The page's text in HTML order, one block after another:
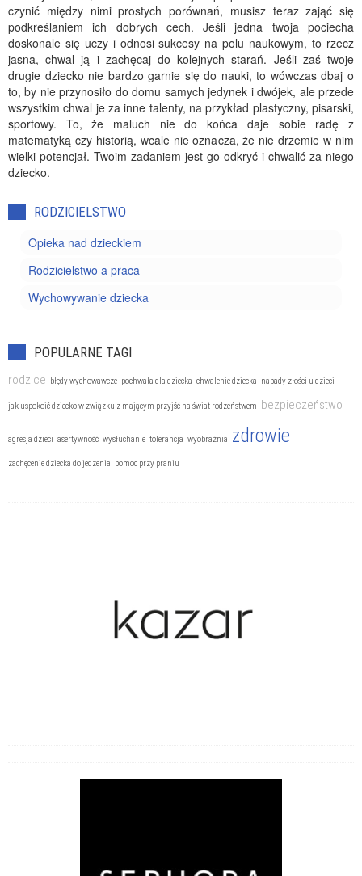
czynić między nimi prostych porównań, musisz teraz zająć się
podkreślaniem ich dobrych cech. Jeśli jedna twoja pociecha
doskonale się uczy i odnosi sukcesy na polu naukowym, to rzecz
jasna, chwal ją i zachęcaj do kolejnych starań. Jeśli zaś twoje
drugie dziecko nie bardzo garnie się do nauki, to wówczas dbaj o
to, by nie przynosiło do domu samych jedynek i dwójek, ale przede
wszystkim chwal je za inne talenty, na przykład plastyczny, pisarski,
sportowy. To, że maluch nie do końca daje sobie radę z
matematyką czy historią, wcale nie oznacza, że nie drzemie w nim
wielki potencjał. Twoim zadaniem jest go odkryć i chwalić za niego
dziecko.
RODZICIELSTWO
Opieka nad dzieckiem
Rodzicielstwo a praca
Wychowywanie dziecka
POPULARNE TAGI
rodzice błędy wychowawcze pochwała dla dziecka chwalenie dziecka napady złości u dzieci
jak uspokoić dziecko w związku z mającym przyjść na świat rodzeństwem bezpieczeństwo
agresja dzieci asertywność wysłuchanie tolerancja wyobraźnia zdrowie
zachęcenie dziecka do jedzenia pomoc przy praniu